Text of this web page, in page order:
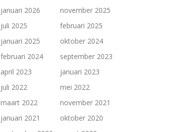
januari 2026
november 2025
juli 2025
februari 2025
januari 2025
oktober 2024
februari 2024
september 2023
april 2023
januari 2023
juli 2022
mei 2022
maart 2022
november 2021
januari 2021
oktober 2020